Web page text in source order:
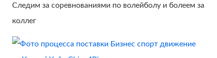
Следим за соревнованиями по волейболу и болеем за
коллег